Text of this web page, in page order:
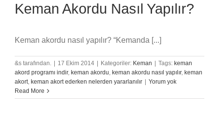
Keman Akordu Nasıl Yapılır?
Keman akordu nasıl yapılır? “Kemanda [...]
&s tarafından. 17 Ekim 2014 Kategoriler: Keman Tags: keman
akord programı indir, keman akordu, keman akordu nasıl yapılır, keman
akort, keman akort ederken nelerden yararlanılır
Yorum yok
Read More